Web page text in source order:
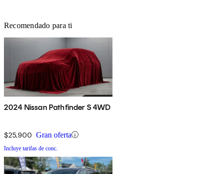
Recomendado para ti
2024 Nissan Pathfinder S 4WD
$25,900 Gran oferta
Incluye tarifas de conc.